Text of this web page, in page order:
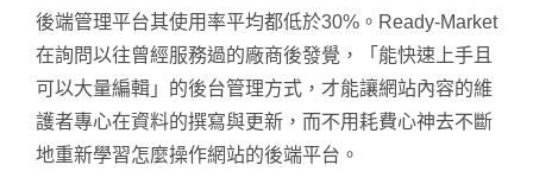
後端管理平台其使用率平均都低於30%。Ready-Market
在詢問以往曾經服務過的廠商後發覺，「能快速上手且
可以大量編輯」的後台管理方式，才能讓網站內容的維
護者專心在資料的撰寫與更新，而不用耗費心神去不斷
地重新學習怎麼操作網站的後端平台。